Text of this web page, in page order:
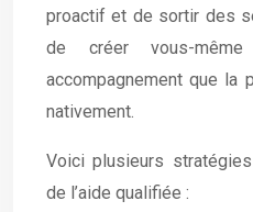
proactif et de sortir des
de créer vous-
accompagnement que la
nativement.
Voici plusieurs
de l’aide qualifiée :